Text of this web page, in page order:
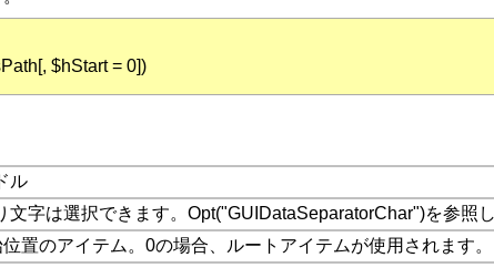
$hStart = 0])
ル
文字は選択できます。Opt("GUIDataSeparatorChar")を参照し
置のアイテム。0の場合、ルートアイテムが使用されます。